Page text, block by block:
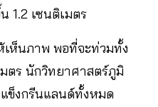
1.2 เซนติเมตร
ห็นภาพ พอที่จะท่วมทั้ง
ตร นักวิทยาศาสตร์ภูมิ
ข็งกรีนแลนด์ทั้งหมด